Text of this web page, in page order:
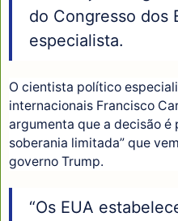
do Congresso dos
especialista.
O cientista político
internacionais Francisco
argumenta que a decisão é
soberania limitada” que
governo Trump.
“Os EUA